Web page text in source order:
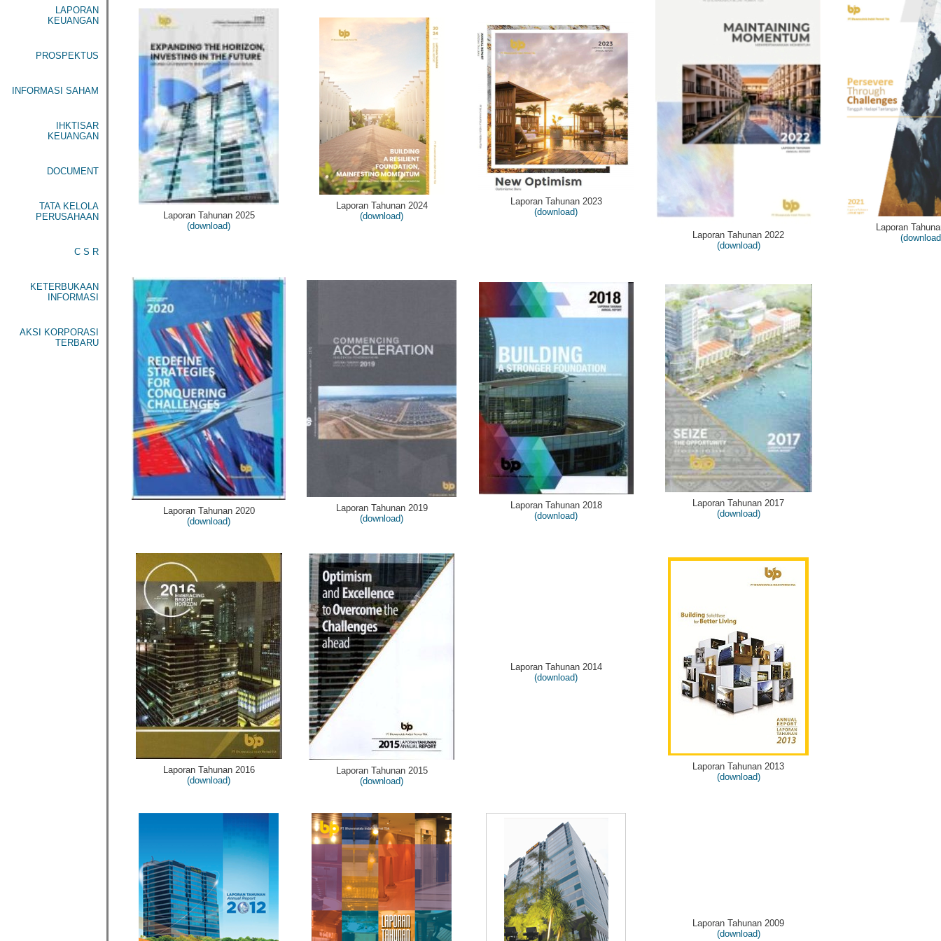
LAPORAN
KEUANGAN
PROSPEKTUS
INFORMASI SAHAM
IHKTISAR
KEUANGAN
DOCUMENT
TATA KELOLA
PERUSAHAAN
C S R
KETERBUKAAN
INFORMASI
AKSI KORPORASI
TERBARU
Laporan Tahunan 2025
(download)
Laporan Tahunan 2024
(download)
Laporan Tahunan 2023
(download)
Laporan Tahunan 2022
(download)
Laporan
Laporan Tahunan 2020
(download)
Laporan Tahunan 2019
(download)
Laporan Tahunan 2018
(download)
Laporan Tahunan 2017
(download)
Laporan Tahunan 2016
(download)
Laporan Tahunan 2015
(download)
Laporan Tahunan 2014
(download)
Laporan Tahunan 2013
(download)
Laporan Tahunan 2009
(download)